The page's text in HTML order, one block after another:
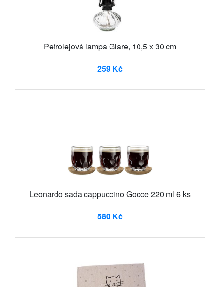
Petrolejová lampa Glare, 10,5 x 30 cm
259 Kč
Leonardo sada cappuccino Gocce 220 ml 6 ks
580 Kč